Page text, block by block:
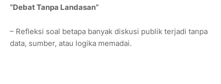
“Debat Tanpa Landasan”
– Refleksi soal betapa banyak diskusi publik terjadi tanpa
data, sumber, atau logika memadai.